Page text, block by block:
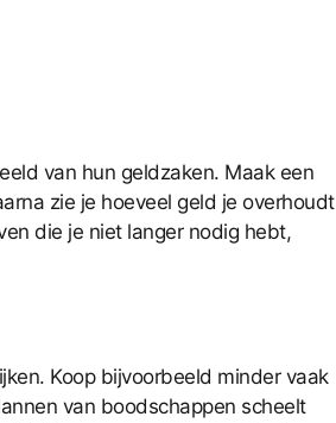
van hun geldzaken. Maak een
zie je hoeveel geld je overhoudt
die je niet langer nodig hebt,
Koop bijvoorbeeld minder vaak
van boodschappen scheelt